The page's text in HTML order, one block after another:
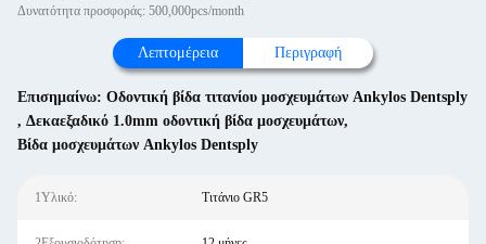
Δυνατότητα προσφοράς: 500,000pcs/month
Λεπτομέρεια Περιγραφή
Επισημαίνω: Οδοντική βίδα τιτανίου μοσχευμάτων Ankylos Dentsply
, Δεκαεξαδικό 1.0mm οδοντική βίδα μοσχευμάτων,
Βίδα μοσχευμάτων Ankylos Dentsply
1Υλικό: Τιτάνιο GR5